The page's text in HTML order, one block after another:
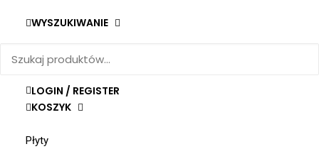
WYSZUKIWANIE
LOGIN / REGISTER
KOSZYK
Zestawy prezentowe
Kartki
Płyty